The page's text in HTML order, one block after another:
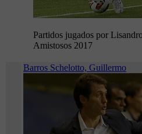
Partidos jugados por
Amistosos 2017
Barros Schelotto, Guillermo